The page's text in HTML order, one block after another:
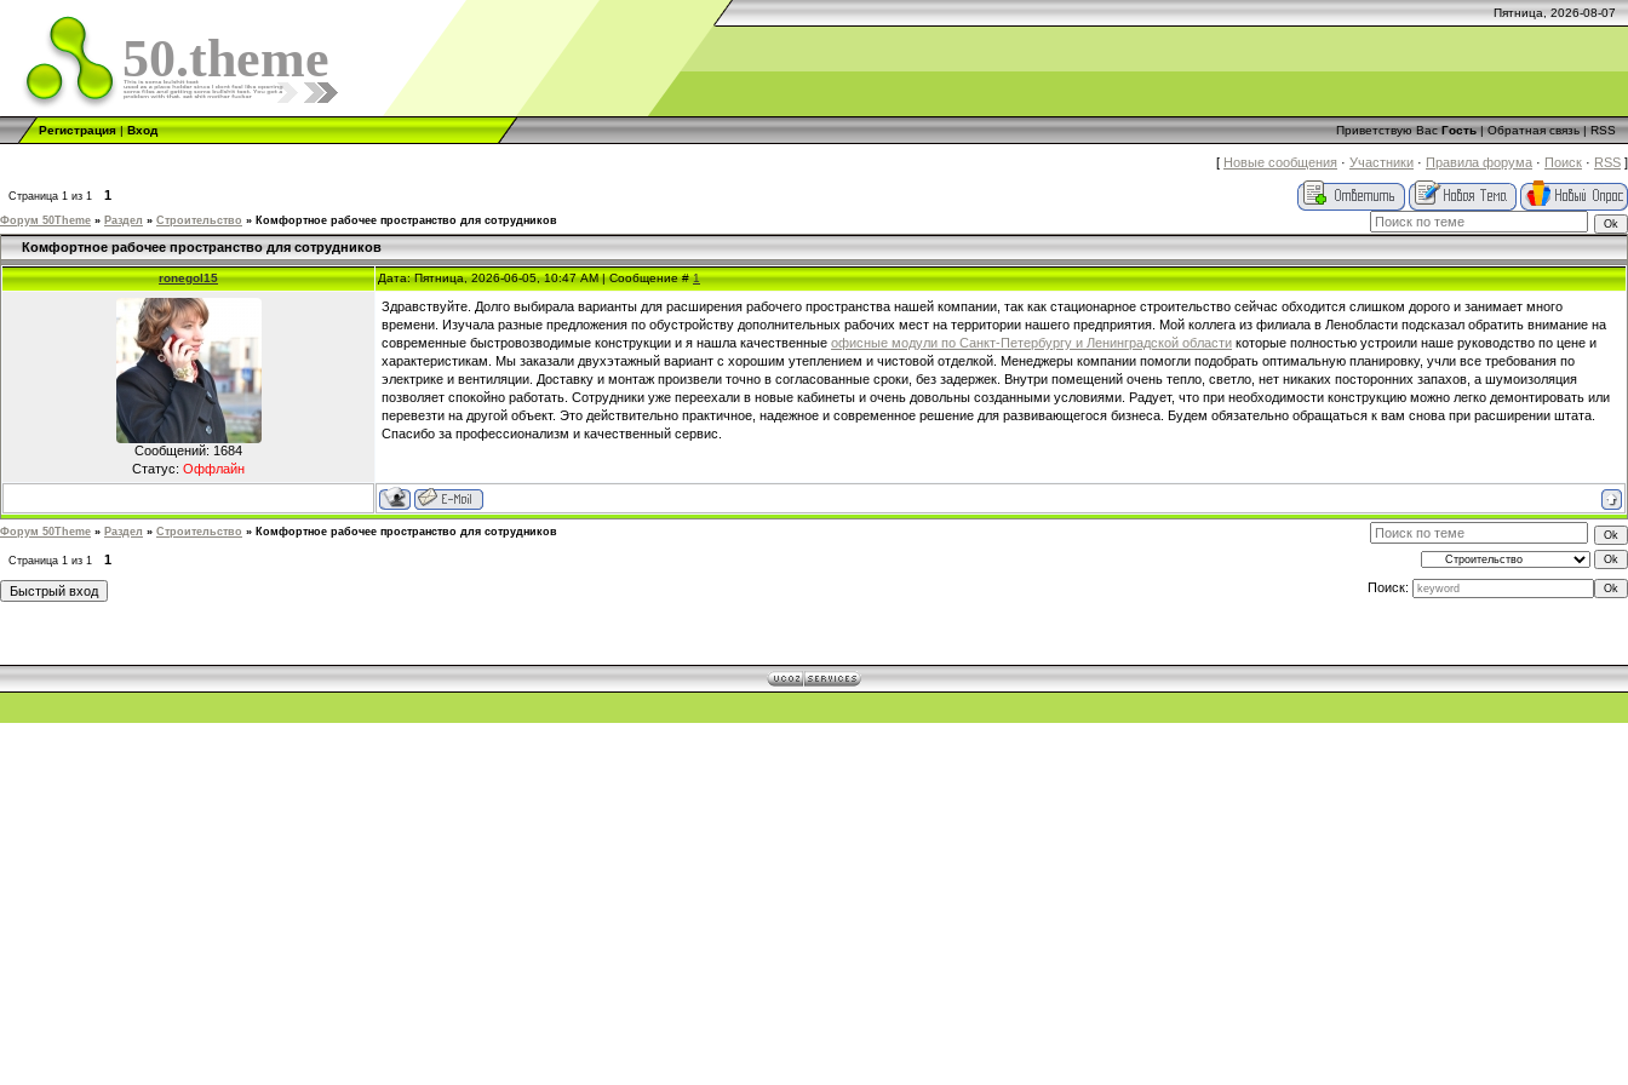
Пятница, 2026-08-07
50.theme
Регистрация|Вход Приветствую Вас Гость|Обратная связь|RSS
[ Новые сообщения · Участники · Правила форума · Поиск · RSS ]
Страница 1 из 1 1
Форум 50Theme » Раздел » Строительство » Комфортное рабочее пространство для сотрудников
Комфортное рабочее пространство для сотрудников
ronegol15 Дата: Пятница, 2026-06-05, 10:47 AM | Сообщение #1
Сообщений: 1684
Статус: Оффлайн
Здравствуйте. Долго выбирала варианты для расширения рабочего пространства нашей компании, так как стационарное строительство сейчас обходится слишком дорого и занимает много
времени. Изучала разные предложения по обустройству дополнительных рабочих мест на территории нашего предприятия. Мой коллега из филиала в Ленобласти подсказал обратить внимание на
современные быстровозводимые конструкции и я нашла качественные офисные модули по Санкт-Петербургу и Ленинградской области которые полностью устроили наше руководство по цене и
характеристикам. Мы заказали двухэтажный вариант с хорошим утеплением и чистовой отделкой. Менеджеры компании помогли подобрать оптимальную планировку, учли все требования по
электрике и вентиляции. Доставку и монтаж произвели точно в согласованные сроки, без задержек. Внутри помещений очень тепло, светло, нет никаких посторонних запахов, а шумоизоляция
позволяет спокойно работать. Сотрудники уже переехали в новые кабинеты и очень довольны созданными условиями. Радует, что при необходимости конструкцию можно легко демонтировать или
перевезти на другой объект. Это действительно практичное, надежное и современное решение для развивающегося бизнеса. Будем обязательно обращаться к вам снова при расширении штата.
Спасибо за профессионализм и качественный сервис.
Форум 50Theme » Раздел » Строительство » Комфортное рабочее пространство для сотрудников
Страница 1 из 1
1
Поиск: